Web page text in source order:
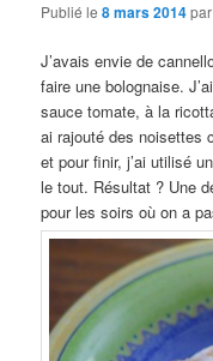
Publié le8 mars 2014
J’avais envie de
faire une bolognaise.
sauce tomate, à la
ai rajouté des noisettes
et pour finir, j’ai utilisé
le tout. Résultat ? Une
pour les soirs où on a